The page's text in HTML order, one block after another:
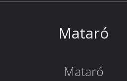
Mataró
Mataró